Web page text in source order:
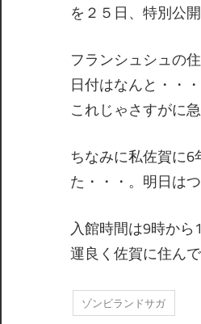
を２５日、特別公開
フランシュシュの
日付はなんと・・
これじゃさすがに
ちなみに私佐賀に
た・・・。明日はつ
入館時間は9時から
運良く佐賀に住ん
ゾンビランドサガ